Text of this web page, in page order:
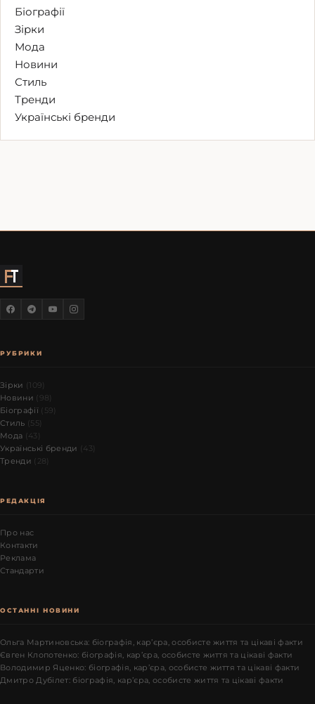
Біографії
Зірки
Мода
Новини
Стиль
Тренди
Українські бренди
РУБРИКИ
Зірки (109)
Новини (98)
Біографії (59)
Стиль (55)
Мода (43)
Українські бренди (43)
Тренди (28)
РЕДАКЦІЯ
Про нас
Контакти
Реклама
Стандарти
ОСТАННІ НОВИНИ
Ольга Мартиновська: біографія, кар’єра, особисте життя та цікаві факти
Євген Клопотенко: біографія, кар’єра, особисте життя та цікаві факти
Володимир Яценко: біографія, кар’єра, особисте життя та цікаві факти
Дмитро Дубілет: біографія, кар’єра, особисте життя та цікаві факти